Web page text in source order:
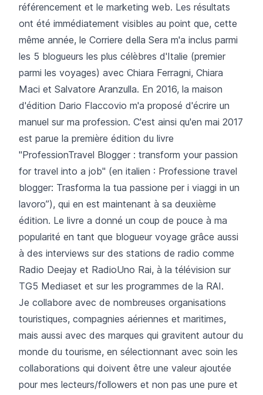
référencement et le marketing web. Les résultats
ont été immédiatement visibles au point que, cette
même année, le Corriere della Sera m'a inclus parmi
les 5 blogueurs les plus célèbres d'Italie (premier
parmi les voyages) avec Chiara Ferragni, Chiara
Maci et Salvatore Aranzulla. En 2016, la maison
d'édition Dario Flaccovio m'a proposé d'écrire un
manuel sur ma profession. C'est ainsi qu'en mai 2017
est parue la première édition du livre
"ProfessionTravel Blogger : transform your passion
for travel into a job" (en italien : Professione travel
blogger: Trasforma la tua passione per i viaggi in un
lavoro”), qui en est maintenant à sa deuxième
édition. Le livre a donné un coup de pouce à ma
popularité en tant que blogueur voyage grâce aussi
à des interviews sur des stations de radio comme
Radio Deejay et RadioUno Rai, à la télévision sur
TG5 Mediaset et sur les programmes de la RAI.
Je collabore avec de nombreuses organisations
touristiques, compagnies aériennes et maritimes,
mais aussi avec des marques qui gravitent autour du
monde du tourisme, en sélectionnant avec soin les
collaborations qui doivent être une valeur ajoutée
pour mes lecteurs/followers et non pas une pure et